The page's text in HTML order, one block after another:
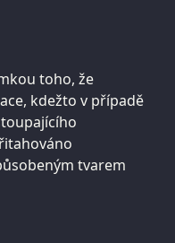
toho, že
kdežto v případě
tvarem